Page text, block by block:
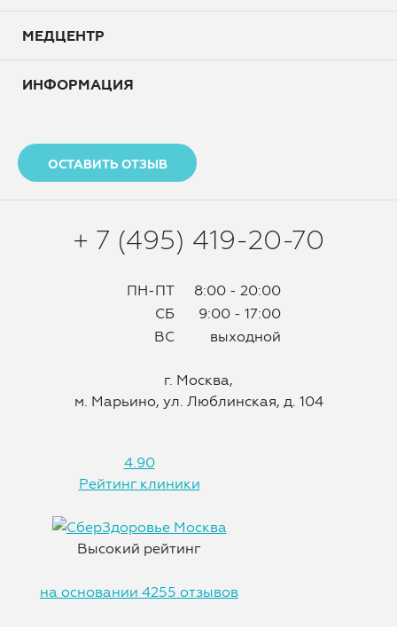
МЕДЦЕНТР
ИНФОРМАЦИЯ
ОСТАВИТЬ ОТЗЫВ
+ 7 (495) 419-20-70
ПН-ПТ
8:00 - 20:00
СБ
9:00 - 17:00
ВС
выходной
г. Москва,
м. Марьино, ул. Люблинская, д. 104
4.90
Рейтинг клиники
Высокий рейтинг
на основании 4255 отзывов